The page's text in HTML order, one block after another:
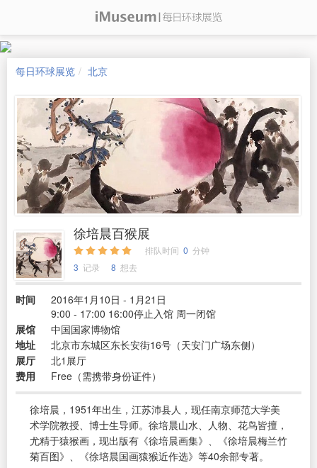
每日环球展览 北京
徐培晨百猴展
排队时间 0 分钟
3 记录 8 想去
时间
2016年1月10日 - 1月21日
9:00 - 17:00 16:00停止入馆 周一闭馆
展馆
中国国家博物馆
地址
北京市东城区东长安街16号（天安门广场东侧）
展厅
北1展厅
费用
Free（需携带身份证件）
徐培晨，1951年出生，江苏沛县人，现任南京师范大学美
术学院教授、博士生导师。徐培晨山水、人物、花鸟皆擅，
尤精于猿猴画，现出版有《徐培晨画集》、《徐培晨梅兰竹
菊百图》、《徐培晨国画猿猴近作选》等40余部专著。